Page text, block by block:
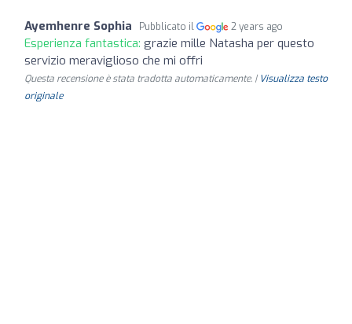
Ayemhenre Sophia Pubblicato il 2 years ago
Esperienza fantastica: grazie mille Natasha per questo
servizio meraviglioso che mi offri
Questa recensione è stata tradotta automaticamente. | Visualizza testo
originale